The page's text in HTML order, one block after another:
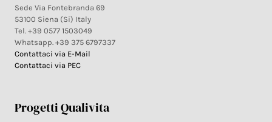
Sede Via Fontebranda 69
53100 Siena (Si) Italy
Tel. +39 0577 1503049
Whatsapp. +39 375 6797337
Contattaci via E-Mail
Contattaci via PEC
Progetti Qualivita